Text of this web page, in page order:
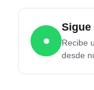
●
Sigue
Recibe
desde